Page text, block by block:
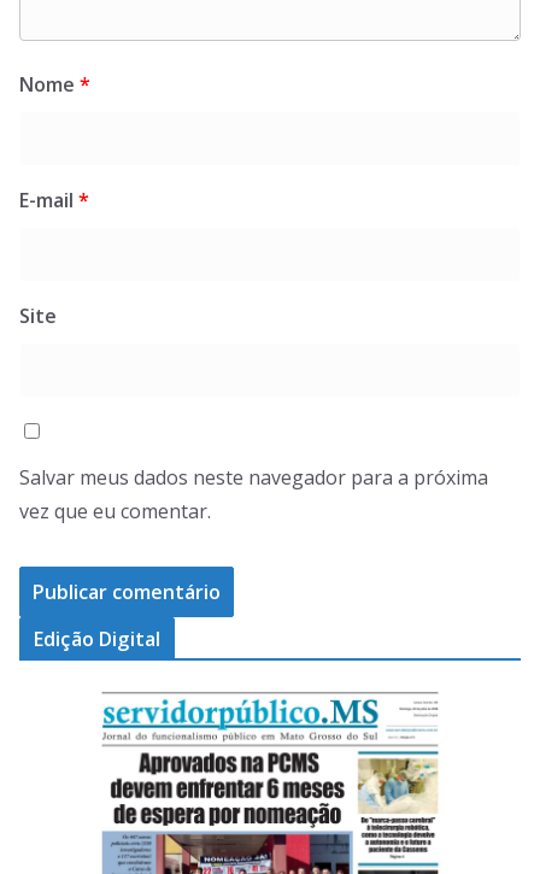
Nome *
E-mail *
Site
Salvar meus dados neste navegador para a próxima
vez que eu comentar.
Edição Digital